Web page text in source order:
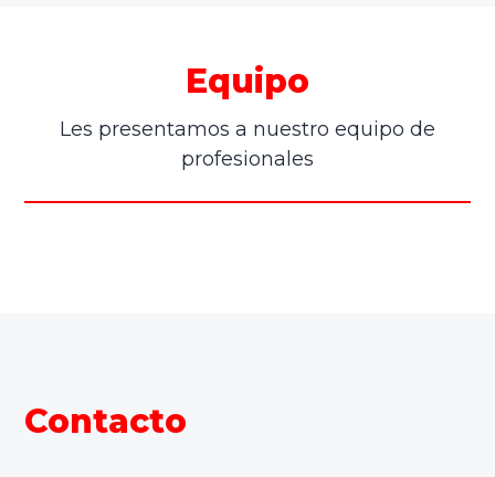
trabajo
Equipo
Les presentamos a nuestro equipo de
profesionales
Contacto